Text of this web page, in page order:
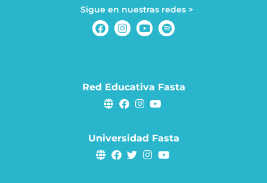
Sigue en nuestras redes >
Red Educativa Fasta
Universidad Fasta